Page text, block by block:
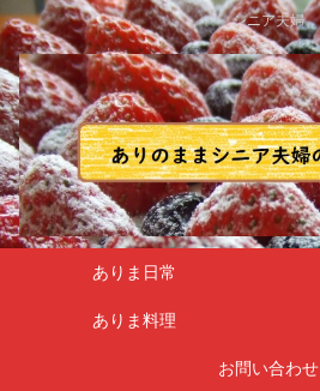
シニア夫婦
ありま日常
ありま料理
お問い合わせ